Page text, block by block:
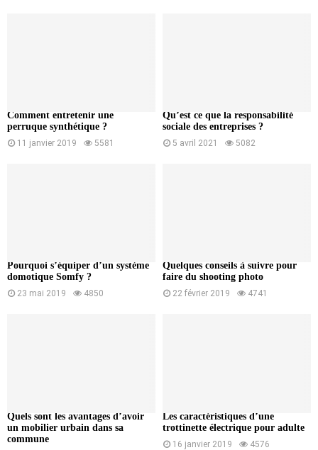
Comment entretenir une
perruque synthétique ?
11 janvier 2019 5581
Qu’est ce que la responsabilité
sociale des entreprises ?
5 avril 2021 5082
Pourquoi s’équiper d’un système
domotique Somfy ?
23 mai 2019 4850
Quelques conseils à suivre pour
faire du shooting photo
22 février 2019 4741
Quels sont les avantages d’avoir
un mobilier urbain dans sa
commune
Les caractéristiques d’une
trottinette électrique pour adulte
16 janvier 2019 4576